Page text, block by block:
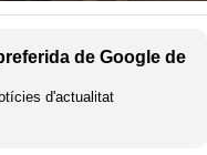
de Google de
d'actualitat